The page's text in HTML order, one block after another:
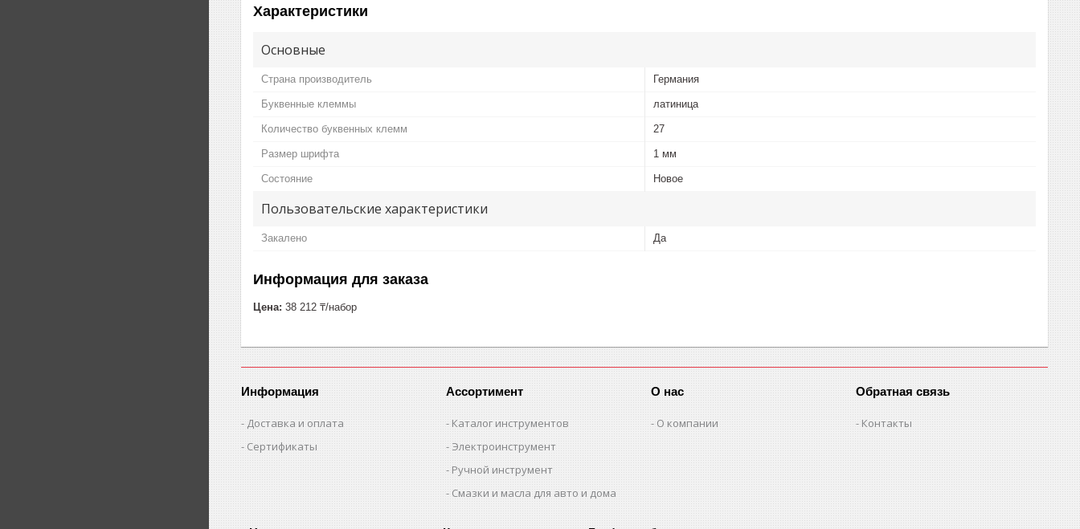
Характеристики
Основные
Страна производитель Германия
Буквенные клеммы латиница
Количество буквенных клемм 27
Размер шрифта 1 мм
Состояние Новое
Пользовательские характеристики
Закалено Да
Информация для заказа
Цена: 38 212 ₸/набор
Информация
Доставка и оплата
Сертификаты
Ассортимент
Каталог инструментов
Электроинструмент
Ручной инструмент
Смазки и масла для авто и дома
О нас
О компании
Обратная связь
Контакты